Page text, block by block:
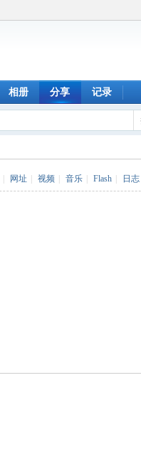
相册 分享 记录
网址 视频 音乐 Flash 日志